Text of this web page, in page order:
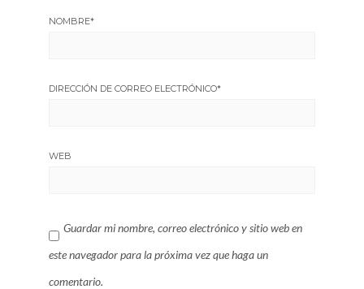
NOMBRE*
DIRECCIÓN DE CORREO ELECTRÓNICO*
WEB
Guardar mi nombre, correo electrónico y sitio web en
este navegador para la próxima vez que haga un
comentario.